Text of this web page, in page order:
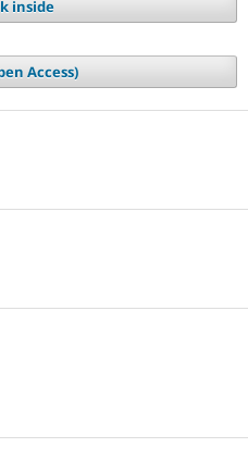
inside
Access)